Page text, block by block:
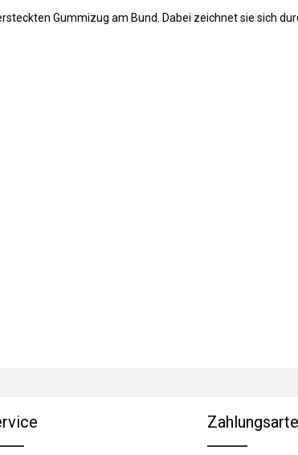
Gummizug am Bund. Dabei zeichnet sie sich